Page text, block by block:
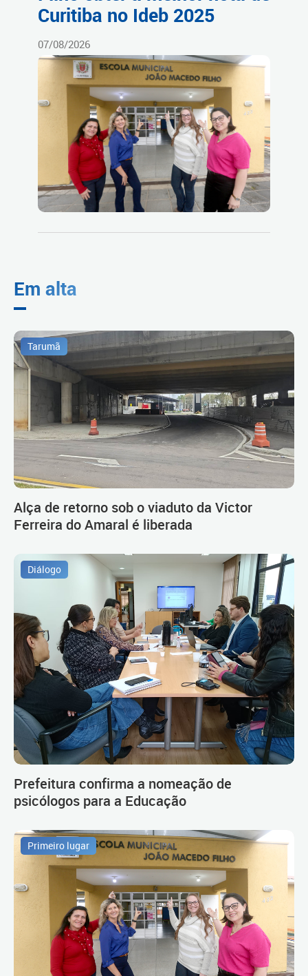
Curitiba no Ideb 2025
07/08/2026
Em alta
Tarumã
Alça de retorno sob o viaduto da Victor
Ferreira do Amaral é liberada
Diálogo
Prefeitura confirma a nomeação de
psicólogos para a Educação
Primeiro lugar